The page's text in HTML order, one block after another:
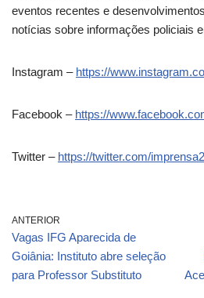
eventos recentes e
notícias sobre informações policiais
Instagram – https://
Facebook – https://
Twitter – https://twitter.com/
ANTERIOR
Vagas IFG Aparecida de
Goiânia: Instituto abre seleção
para Professor Substituto